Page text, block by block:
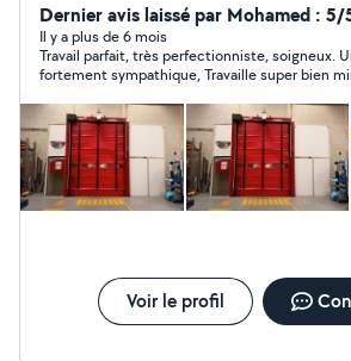
etc...) Et ce, directement chez vous ou au sein
d'entreprises. N'attendez plus, je
Dernier avis laissé par Mohamed : 5/
Il y a plus de 6 mois
Travail parfait, très perfectionniste, soigneux.
fortement sympathique, Travaille super bien
je dois refaire des travaux je ferai appel à lui
hésitation, Sébastien est ponctuel et le travail
réalisé Un grand MERCI à toi Sébastien
Voir le profil